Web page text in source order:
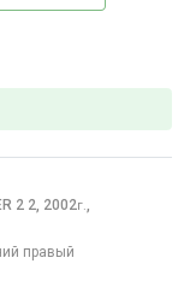
2 2, 2002г.,
правый